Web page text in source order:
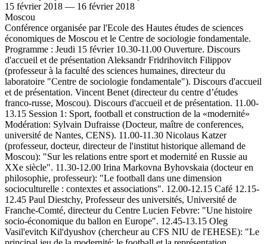
15 février 2018 — 16 février 2018
Moscou
Conférence organisée par l'Ecole des Hautes études de sciences
économiques de Moscou et le Centre de sociologie fondamentale.
Programme : Jeudi 15 février 10.30-11.00 Ouverture. Discours
d'accueil et de présentation Aleksandr Fridrihovitch Filippov
(professeur à la faculté des sciences humaines, directeur du
laboratoire "Centre de sociologie fondamentale"). Discours d'accueil
et de présentation. Vincent Benet (directeur du centre d’études
franco-russe, Moscou). Discours d'accueil et de présentation. 11.00-
13.15 Session 1: Sport, football et construction de la «modernité»
Modération: Sylvain Dufraisse (Docteur, maître de conferences,
université de Nantes, CENS). 11.00-11.30 Nicolaus Katzer
(professeur, docteur, directeur de l'institut historique allemand de
Moscou): "Sur les relations entre sport et modernité en Russie au
XXe siècle". 11.30-12.00 Irina Markovna Byhovskaia (docteur en
philosophie, professeur): "Le football dans une dimension
socioculturelle : contextеs et associations". 12.00-12.15 Café 12.15-
12.45 Paul Diestchy, Professeur des universités, Université de
Franche-Comté, directeur du Centre Lucien Febvre: "Une histoire
socio-économique du ballon en Europe". 12.45-13.15 Oleg
Vasil'evitch Kil'dуushov (chercheur au CFS NIU de l'EHESE): "Le